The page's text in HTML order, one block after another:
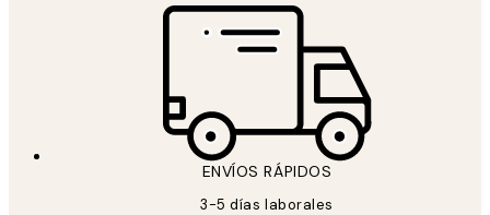
ENVÍOS RÁPIDOS
3-5 días laborales